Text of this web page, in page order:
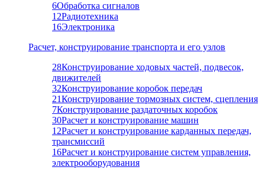
6Обработка сигналов
12Радиотехника
16Электроника
Расчет, конструирование транспорта и его узлов
28Конструирование ходовых частей, подвесок,
движителей
32Конструирование коробок передач
21Конструирование тормозных систем, сцепления
7Конструирование раздаточных коробок
30Расчет и конструирование машин
12Расчет и конструирование карданных передач,
трансмиссий
16Расчет и конструирование систем управления,
электрооборудования